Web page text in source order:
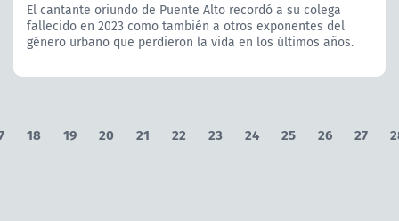
El cantante oriundo de Puente Alto recordó a su colega
fallecido en 2023 como también a otros exponentes del
género urbano que perdieron la vida en los últimos años.
18 19 20 21 22 23 24 25 26 27